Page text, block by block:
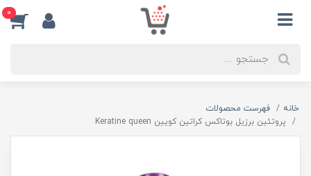
0
خانه
فهرست محصولات
پروتئین برزیل بوتاکس کراتین کویین Keratine queen